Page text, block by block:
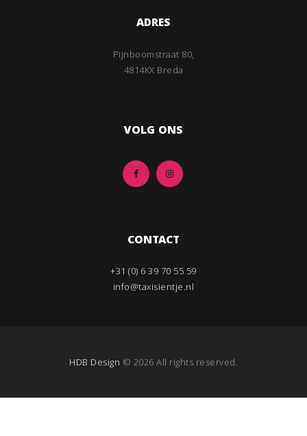
ADRES
Pijnboomstraat 80,
4814KX Breda
VOLG ONS
CONTACT
+31 (0) 6 39 70 55 59
info@taxisientje.nl
HDB Design © 2026 All rights reserved.